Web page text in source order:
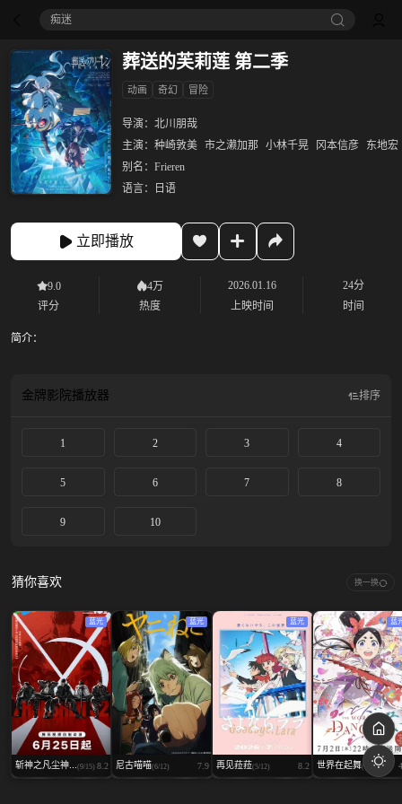
痴迷
葬送的芙莉莲 第二季
动画 奇幻 冒险
导演： 北川朋哉
主演： 种崎敦美 市之濑加那 小林千晃 冈本信彦
东地宏
别名： Frieren
语言：
日语
立即播放
9.0
评分
4万
热度
2026.01.16
上映时间
24分
时间
简介：
金牌影院播放器 排序
1 2 3 4
5 6 7 8
9 10
猜你喜欢 换一换
蓝光
斩神之凡尘神... (9/15) 8.2
蓝光
尼古喵喵(6/12) 7.9
蓝光
再见菈菈(5/12) 8.2
蓝
世界在起舞(6/13)